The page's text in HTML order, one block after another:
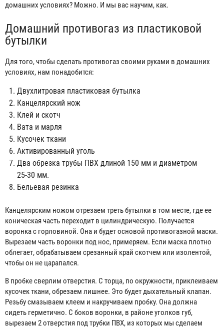
домашних условиях? Можно. И мы вас научим, как.
Домашний противогаз из пластиковой
бутылки
Для того, чтобы сделать противогаз своими руками в домашних
условиях, нам понадобится:
Двухлитровая пластиковая бутылка
Канцелярский нож
Клей и скотч
Вата и марля
Кусочек ткани
Активированный уголь
Два обрезка трубы ПВХ длиной 150 мм и диаметром
25-30 мм.
Бельевая резинка
Канцелярским ножом отрезаем треть бутылки в том месте, где ее
коническая часть переходит в цилиндрическую. Получается
воронка с горловиной. Она и будет основой противогазной маски.
Вырезаем часть воронки под нос, примеряем. Если маска плотно
облегает, обрабатываем срезанный край скотчем или изолентой,
чтобы он не царапался.
В пробке сверлим отверстия. С торца, по окружности, приклеиваем
кусочек ткани, обрезаем лишнее. Это будет дыхательный клапан.
Резьбу смазываем клеем и накручиваем пробку. Она должна
сидеть герметично. С боков воронки, в районе уголков губ,
вырезаем 2 отверстия под трубки ПВХ, из которых мы сделаем